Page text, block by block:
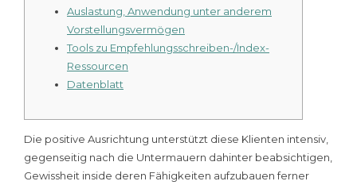
Auslastung, Anwendung unter anderem
Vorstellungsvermögen
Tools zu Empfehlungsschreiben-/Index-
Ressourcen
Datenblatt
Die positive Ausrichtung unterstützt diese Klienten intensiv,
gegenseitig nach die Untermauern dahinter beabsichtigen,
Gewissheit inside deren Fähigkeiten aufzubauen ferner